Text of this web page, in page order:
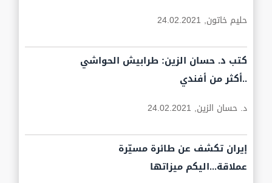
حليم خاتون, 24.02.2021
كتب د. حسان الزين: طرابيش الحواشي
..أكثر من أفندي
د. حسان الزين, 24.02.2021
إيران تكشف عن طائرة مسيّرة
عملاقة...اليكم ميزاتها